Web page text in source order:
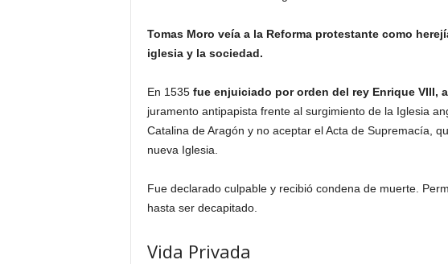
Tomas Moro veía a la Reforma protestante como
iglesia y la sociedad.
En 1535 fue enjuiciado por orden del rey Enrique VIII,
juramento antipapista frente al surgimiento de la Iglesia
Catalina de Aragón y no aceptar el Acta de Supremacía,
nueva Iglesia.
Fue declarado culpable y recibió condena de muerte.
hasta ser decapitado.
Vida Privada